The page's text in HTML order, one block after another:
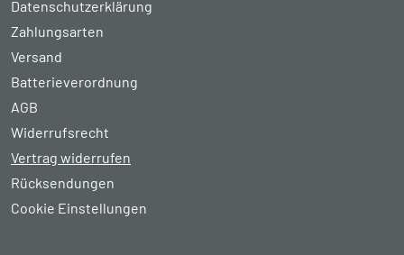
Datenschutzerklärung
Zahlungsarten
Versand
Batterieverordnung
AGB
Widerrufsrecht
Vertrag widerrufen
Rücksendungen
Cookie Einstellungen